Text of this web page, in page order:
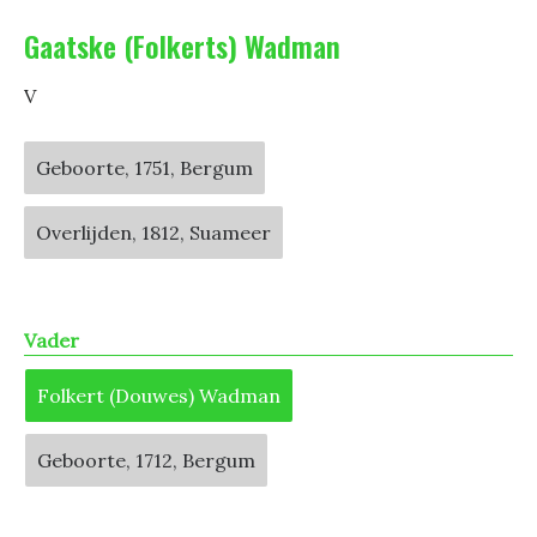
Gaatske (Folkerts) Wadman
V
Geboorte, 1751, Bergum
Overlijden, 1812, Suameer
Vader
Folkert (Douwes) Wadman
Geboorte, 1712, Bergum